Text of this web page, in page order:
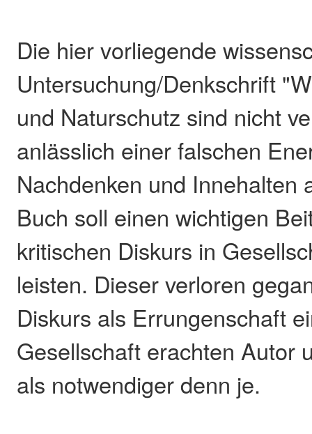
Die hier vorliegende
Untersuchung/Denkschrift
und Naturschutz sind nicht
anlässlich einer falschen
Nachdenken und Innehalten
Buch soll einen wichtigen
kritischen Diskurs in
leisten. Dieser verloren
Diskurs als Errungenschaft
Gesellschaft erachten Autor
als notwendiger denn je.